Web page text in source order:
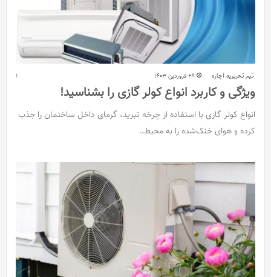
تیم تحریریه آچاره 28 فروردین 1403 1
ویژگی و کاربرد انواع کولر گازی را بشناسید!
انواع کولر گازی با استفاده از چرخه تبرید، گرمای داخل ساختمان را جذب
کرده و هوای خنک‌شده را به محیط…